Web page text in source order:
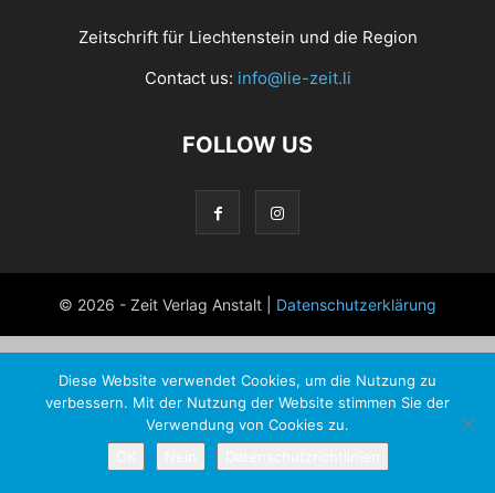
Zeitschrift für Liechtenstein und die Region
Contact us: info@lie-zeit.li
FOLLOW US
© 2026 - Zeit Verlag Anstalt | Datenschutzerklärung
Diese Website verwendet Cookies, um die Nutzung zu
verbessern. Mit der Nutzung der Website stimmen Sie der
Verwendung von Cookies zu.